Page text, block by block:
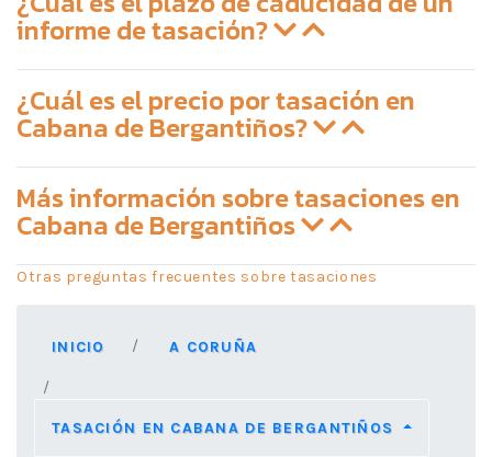
informe de tasación?
¿Cuál es el precio por tasación en
Cabana de Bergantiños?
Más información sobre tasaciones en
Cabana de Bergantiños
Otras preguntas frecuentes sobre tasaciones
INICIO A CORUÑA
TASACIÓN EN CABANA DE BERGANTIÑOS